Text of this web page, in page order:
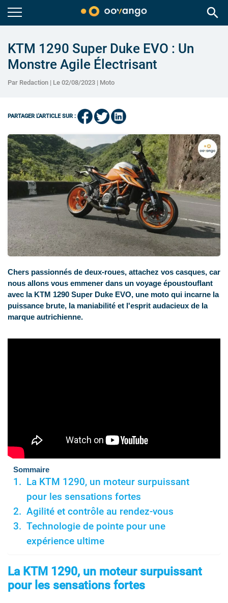
search
KTM 1290 Super Duke EVO : Un
Monstre Agile Électrisant
Par Redaction | Le 02/08/2023 | Moto
PARTAGER L'ARTICLE SUR :
Chers passionnés de deux-roues, attachez vos casques, car
nous allons vous emmener dans un voyage époustouflant
avec la KTM 1290 Super Duke EVO, une moto qui incarne la
puissance brute, la maniabilité et l'esprit audacieux de la
marque autrichienne.
Sommaire
La KTM 1290, un moteur surpuissant
pour les sensations fortes
Agilité et contrôle au rendez-vous
Technologie de pointe pour une
expérience ultime
La KTM 1290, un moteur surpuissant
pour les sensations fortes